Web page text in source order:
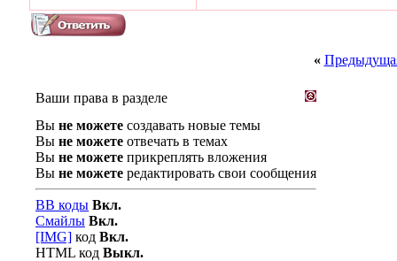
«
Ваши права в разделе
Вы не можете создавать новые темы
Вы не можете отвечать в темах
Вы не можете прикреплять вложения
Вы не можете редактировать свои сообщения
BB коды Вкл.
Смайлы Вкл.
[IMG] код Вкл.
HTML код Выкл.